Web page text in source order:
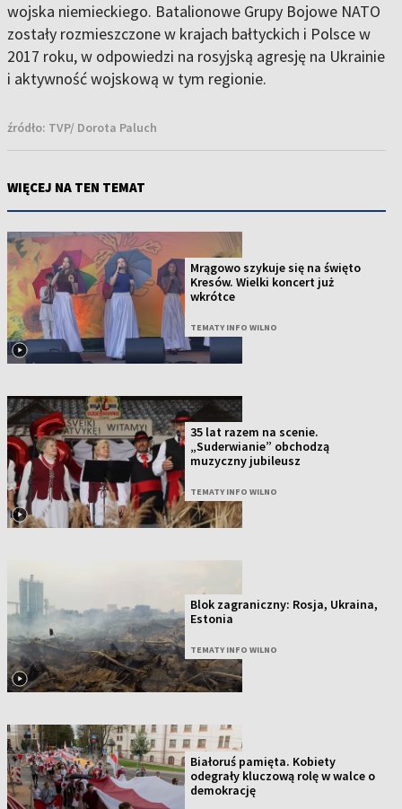
wojska niemieckiego. Batalionowe Grupy Bojowe NATO
zostały rozmieszczone w krajach bałtyckich i Polsce w
2017 roku, w odpowiedzi na rosyjską agresję na Ukrainie
i aktywność wojskową w tym regionie.
źródło: TVP/ Dorota Paluch
WIĘCEJ NA TEN TEMAT
Mrągowo szykuje się na święto
Kresów. Wielki koncert już
wkrótce
TEMATY INFO WILNO
35 lat razem na scenie.
„Suderwianie” obchodzą
muzyczny jubileusz
TEMATY INFO WILNO
Blok zagraniczny: Rosja, Ukraina,
Estonia
TEMATY INFO WILNO
Białoruś pamięta. Kobiety
odegrały kluczową rolę w walce o
demokrację